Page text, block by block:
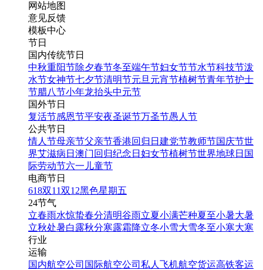
网站地图
意见反馈
模板中心
节日
国内传统节日
中秋重阳节除夕春节冬至端午节妇女节节水节科技节泼
水节女神节七夕节清明节元旦 元宵节植树节青年节护士
节腊八节小年龙抬头中元节
国外节日
复活节感恩节平安夜圣诞节万圣节愚人节
公共节日
情人节母亲节父亲节香港回归日 建党节教师节国庆节世
界艾滋病日 澳门回归纪念日 妇女节植树节世界地球日 国
际劳动节六一儿童节
电商节日
618双11双12黑色星期五
24节气
立春雨水惊蛰春分清明谷雨立夏小满芒种夏至小暑大暑
立秋处暑白露秋分寒露霜降立冬小雪大雪冬至小寒大寒
行业
运输
国内航空公司 国际航空公司 私人飞机航空货运高铁客运